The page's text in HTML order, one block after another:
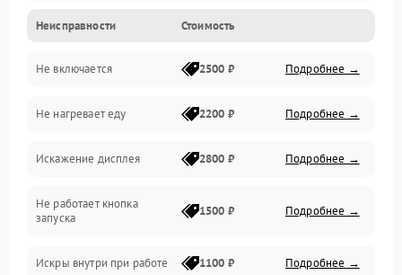
Дверца и корпус
Механика и внутренние элементы
Механические повреждения
Питание и запуск
Нагрев и приготовление
Программное обеспечение
Неисправности Стоимость
Не включается 2500 ₽ Подробнее →
Не нагревает еду 2200 ₽ Подробнее →
Искажение дисплея 2800 ₽ Подробнее →
Не работает кнопка
запуска
1500 ₽ Подробнее →
Искры внутри при работе 1100 ₽ Подробнее →